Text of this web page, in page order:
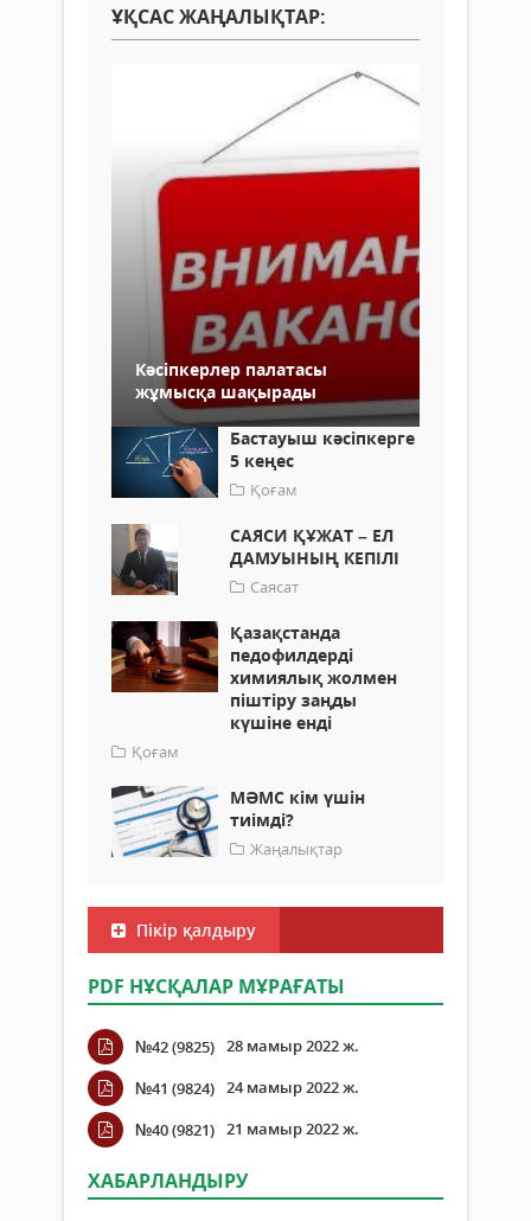
ҰҚСАС ЖАҢАЛЫҚТАР:
Кәсіпкерлер палатасы
жұмысқа шақырады
Бастауыш кәсіпкерге
5 кеңес
Қоғам
САЯСИ ҚҰЖАТ – ЕЛ
ДАМУЫНЫҢ КЕПІЛІ
Саясат
Қазақстанда
педофилдерді
химиялық жолмен
піштіру заңды
күшіне енді
Қоғам
МӘМС кім үшін
тиімді?
Жаңалықтар
Пікір қалдыру
PDF НҰСҚАЛАР МҰРАҒАТЫ
№42 (9825) 28 мамыр 2022 ж.
№41 (9824) 24 мамыр 2022 ж.
№40 (9821) 21 мамыр 2022 ж.
ХАБАРЛАНДЫРУ